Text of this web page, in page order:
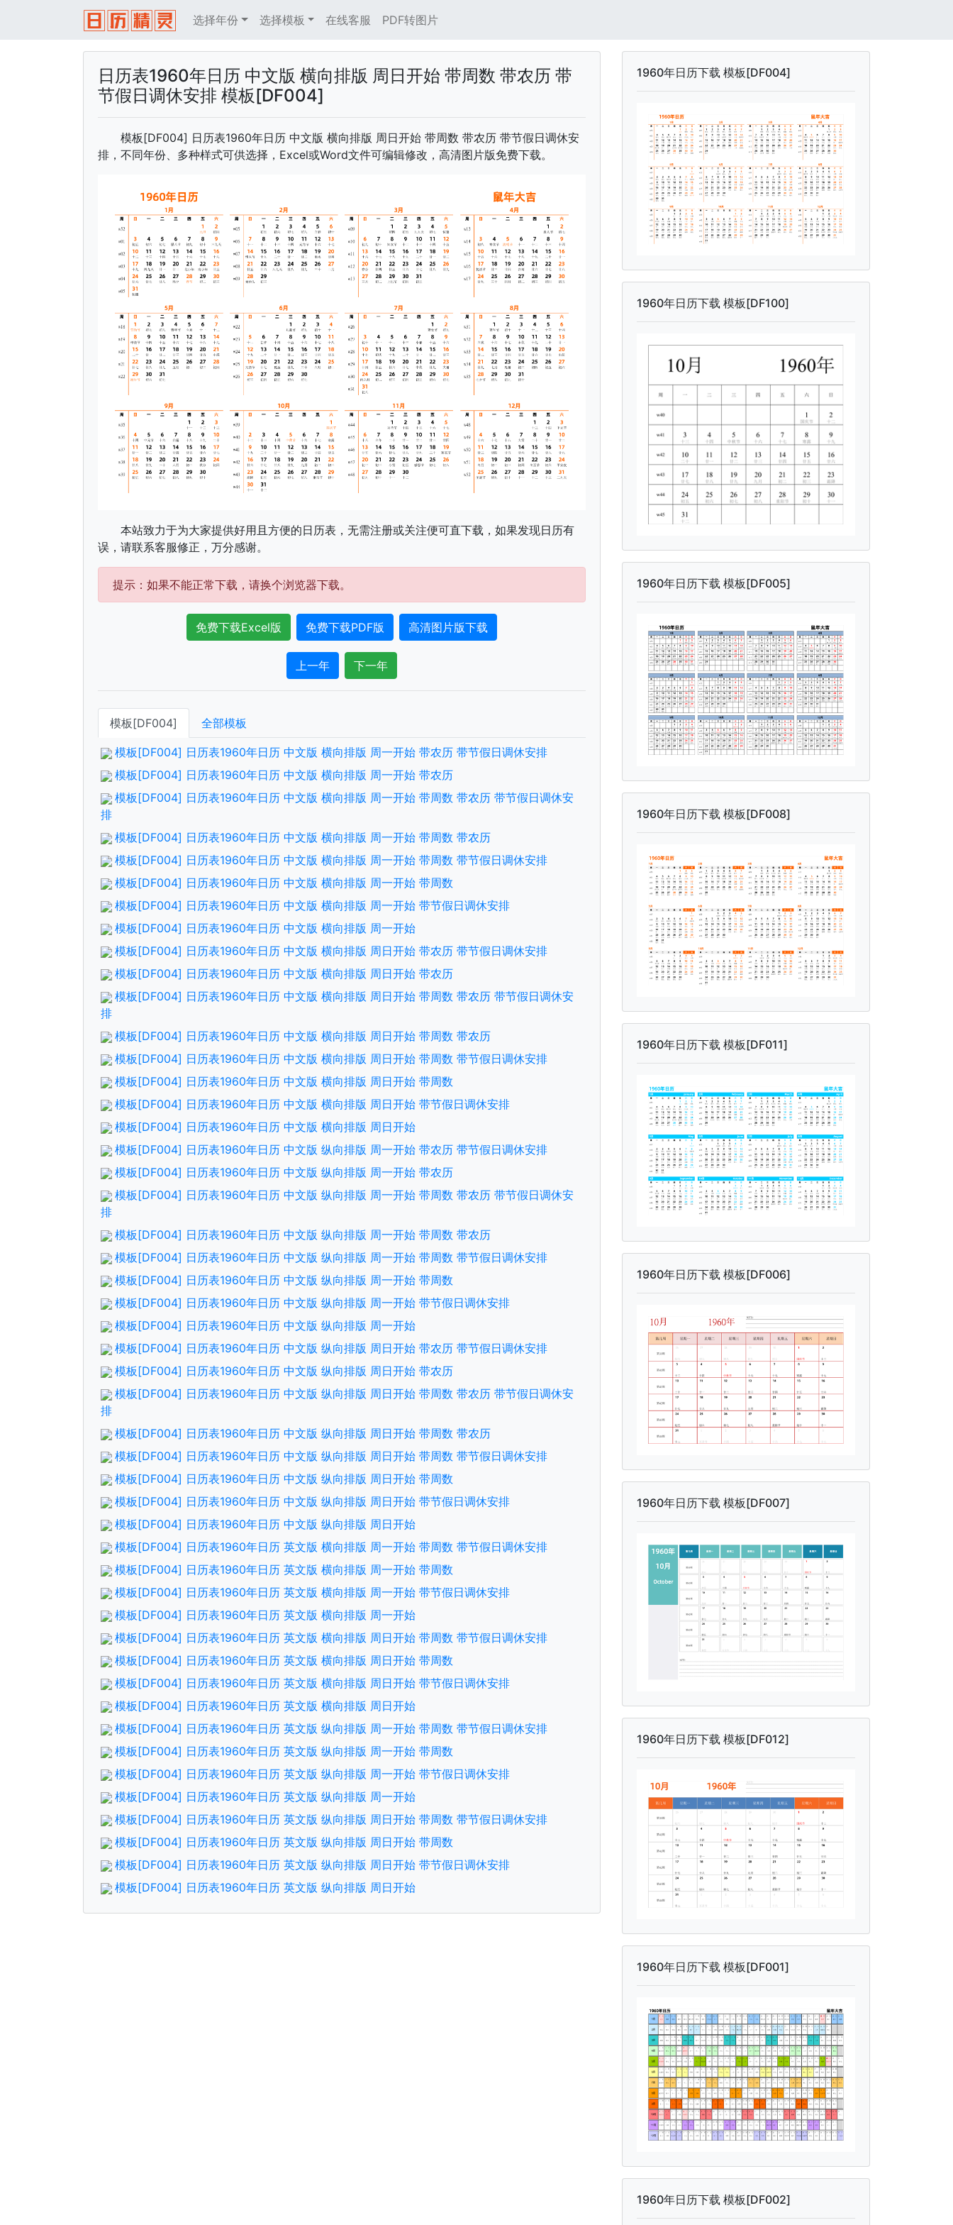
选择年份 选择模板 在线客服 PDF转图片
日历表1960年日历 中文版 横向排版 周日开始 带周数 带农历 带
节假日调休安排 模板[DF004]
模板[DF004] 日历表1960年日历 中文版 横向排版 周日开始 带周数 带农历 带节假日调休安
排，不同年份、多种样式可供选择，Excel或Word文件可编辑修改，高清图片版免费下载。
本站致力于为大家提供好用且方便的日历表，无需注册或关注便可直下载，如果发现日历有
误，请联系客服修正，万分感谢。
提示：如果不能正常下载，请换个浏览器下载。
免费下载Excel版 免费下载PDF版 高清图片版下载
上一年 下一年
模板[DF004] 全部模板
模板[DF004] 日历表1960年日历 中文版 横向排版 周一开始 带农历 带节假日调休安排
模板[DF004] 日历表1960年日历 中文版 横向排版 周一开始 带农历
模板[DF004] 日历表1960年日历 中文版 横向排版 周一开始 带周数 带农历 带节假日调休安
排
模板[DF004] 日历表1960年日历 中文版 横向排版 周一开始 带周数 带农历
模板[DF004] 日历表1960年日历 中文版 横向排版 周一开始 带周数 带节假日调休安排
模板[DF004] 日历表1960年日历 中文版 横向排版 周一开始 带周数
模板[DF004] 日历表1960年日历 中文版 横向排版 周一开始 带节假日调休安排
模板[DF004] 日历表1960年日历 中文版 横向排版 周一开始
模板[DF004] 日历表1960年日历 中文版 横向排版 周日开始 带农历 带节假日调休安排
模板[DF004] 日历表1960年日历 中文版 横向排版 周日开始 带农历
模板[DF004] 日历表1960年日历 中文版 横向排版 周日开始 带周数 带农历 带节假日调休安
排
模板[DF004] 日历表1960年日历 中文版 横向排版 周日开始 带周数 带农历
模板[DF004] 日历表1960年日历 中文版 横向排版 周日开始 带周数 带节假日调休安排
模板[DF004] 日历表1960年日历 中文版 横向排版 周日开始 带周数
模板[DF004] 日历表1960年日历 中文版 横向排版 周日开始 带节假日调休安排
模板[DF004] 日历表1960年日历 中文版 横向排版 周日开始
模板[DF004] 日历表1960年日历 中文版 纵向排版 周一开始 带农历 带节假日调休安排
模板[DF004] 日历表1960年日历 中文版 纵向排版 周一开始 带农历
模板[DF004] 日历表1960年日历 中文版 纵向排版 周一开始 带周数 带农历 带节假日调休安
排
模板[DF004] 日历表1960年日历 中文版 纵向排版 周一开始 带周数 带农历
模板[DF004] 日历表1960年日历 中文版 纵向排版 周一开始 带周数 带节假日调休安排
模板[DF004] 日历表1960年日历 中文版 纵向排版 周一开始 带周数
模板[DF004] 日历表1960年日历 中文版 纵向排版 周一开始 带节假日调休安排
模板[DF004] 日历表1960年日历 中文版 纵向排版 周一开始
模板[DF004] 日历表1960年日历 中文版 纵向排版 周日开始 带农历 带节假日调休安排
模板[DF004] 日历表1960年日历 中文版 纵向排版 周日开始 带农历
模板[DF004] 日历表1960年日历 中文版 纵向排版 周日开始 带周数 带农历 带节假日调休安
排
模板[DF004] 日历表1960年日历 中文版 纵向排版 周日开始 带周数 带农历
模板[DF004] 日历表1960年日历 中文版 纵向排版 周日开始 带周数 带节假日调休安排
模板[DF004] 日历表1960年日历 中文版 纵向排版 周日开始 带周数
模板[DF004] 日历表1960年日历 中文版 纵向排版 周日开始 带节假日调休安排
模板[DF004] 日历表1960年日历 中文版 纵向排版 周日开始
模板[DF004] 日历表1960年日历 英文版 横向排版 周一开始 带周数 带节假日调休安排
模板[DF004] 日历表1960年日历 英文版 横向排版 周一开始 带周数
模板[DF004] 日历表1960年日历 英文版 横向排版 周一开始 带节假日调休安排
模板[DF004] 日历表1960年日历 英文版 横向排版 周一开始
模板[DF004] 日历表1960年日历 英文版 横向排版 周日开始 带周数 带节假日调休安排
模板[DF004] 日历表1960年日历 英文版 横向排版 周日开始 带周数
模板[DF004] 日历表1960年日历 英文版 横向排版 周日开始 带节假日调休安排
模板[DF004] 日历表1960年日历 英文版 横向排版 周日开始
模板[DF004] 日历表1960年日历 英文版 纵向排版 周一开始 带周数 带节假日调休安排
模板[DF004] 日历表1960年日历 英文版 纵向排版 周一开始 带周数
模板[DF004] 日历表1960年日历 英文版 纵向排版 周一开始 带节假日调休安排
模板[DF004] 日历表1960年日历 英文版 纵向排版 周一开始
模板[DF004] 日历表1960年日历 英文版 纵向排版 周日开始 带周数 带节假日调休安排
模板[DF004] 日历表1960年日历 英文版 纵向排版 周日开始 带周数
模板[DF004] 日历表1960年日历 英文版 纵向排版 周日开始 带节假日调休安排
模板[DF004] 日历表1960年日历 英文版 纵向排版 周日开始
1960年日历下载 模板[DF004]
1960年日历下载 模板[DF100]
1960年日历下载 模板[DF005]
1960年日历下载 模板[DF008]
1960年日历下载 模板[DF011]
1960年日历下载 模板[DF006]
1960年日历下载 模板[DF007]
1960年日历下载 模板[DF012]
1960年日历下载 模板[DF001]
1960年日历下载 模板[DF002]